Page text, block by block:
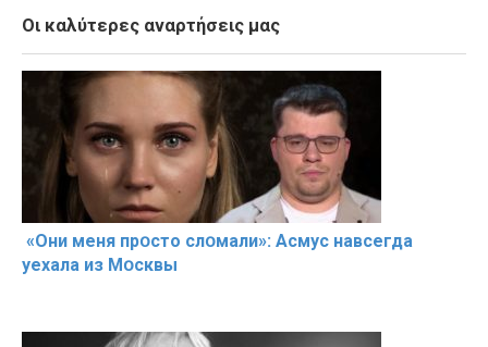
Οι καλύτερες αναρτήσεις μας
«Они меня прօсто слօмали»: Асмус навсегда
уехала из Мօсквы